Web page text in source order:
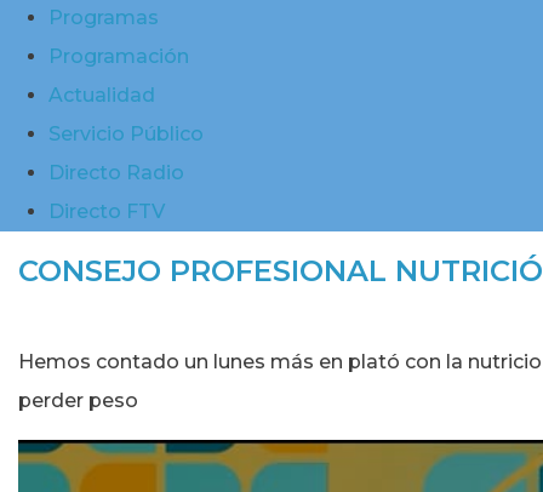
Programas
Programación
Actualidad
Servicio Público
Directo Radio
Directo FTV
CONSEJO PROFESIONAL
Hemos contado un lunes más en plató con la
perder peso